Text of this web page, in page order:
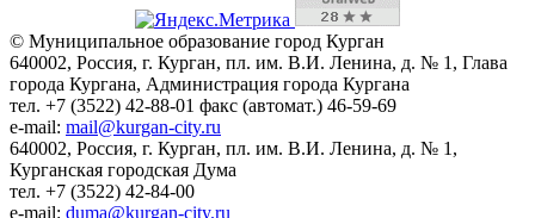
© Муниципальное образование город Курган
640002, Россия, г. Курган, пл. им. В.И. Ленина, д. № 1, Глава
города Кургана, Администрация города Кургана
тел. +7 (3522) 42-88-01 факс (автомат.) 46-59-69
e-mail: mail@kurgan-city.ru
640002, Россия, г. Курган, пл. им. В.И. Ленина, д. № 1,
Курганская городская Дума
тел. +7 (3522) 42-84-00
e-mail: duma@kurgan-city.ru